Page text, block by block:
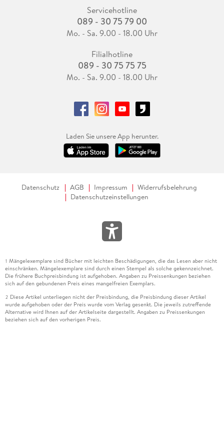
Servicehotline
089 - 30 75 79 00
Mo. - Sa. 9.00 - 18.00 Uhr
Filialhotline
089 - 30 75 75 75
Mo. - Sa. 9.00 - 18.00 Uhr
Laden Sie unsere App herunter.
Datenschutz AGB Impressum
Widerrufsbelehrung
Datenschutzeinstellungen
1 Mängelexemplare sind Bücher mit leichten Beschädigungen, die das Lesen aber nicht
einschränken. Mängelexemplare sind durch einen Stempel als solche gekennzeichnet.
Die frühere Buchpreisbindung ist aufgehoben. Angaben zu Preissenkungen beziehen
sich auf den gebundenen Preis eines mangelfreien Exemplars.
2 Diese Artikel unterliegen nicht der Preisbindung, die Preisbindung dieser Artikel
wurde aufgehoben oder der Preis wurde vom Verlag gesenkt. Die jeweils zutreffende
Alternative wird Ihnen auf der Artikelseite dargestellt. Angaben zu Preissenkungen
beziehen sich auf den vorherigen Preis.